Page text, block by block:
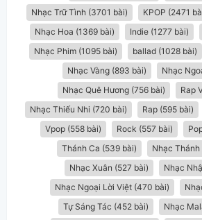
Nhạc Trữ Tình (3701 bài)
KPOP (2471
Nhạc Hoa (1369 bài)
Indie (1277 bài)
Nhạc Phim (1095 bài)
ballad (1028 bài)
Nhạc Vàng (893 bài)
Nhạc
Nhạc Quê Hương (756 bài)
Rap
Nhạc Thiếu Nhi (720 bài)
Rap (595 bài)
Vpop (558 bài)
Rock (557 bài)
Thánh Ca (539 bài)
Nhạc
Nhạc Xuân (527 bài)
Nhạc
Nhạc Ngoại Lời Việt (470 bài)
Tự Sáng Tác (452 bài)
Nhạc